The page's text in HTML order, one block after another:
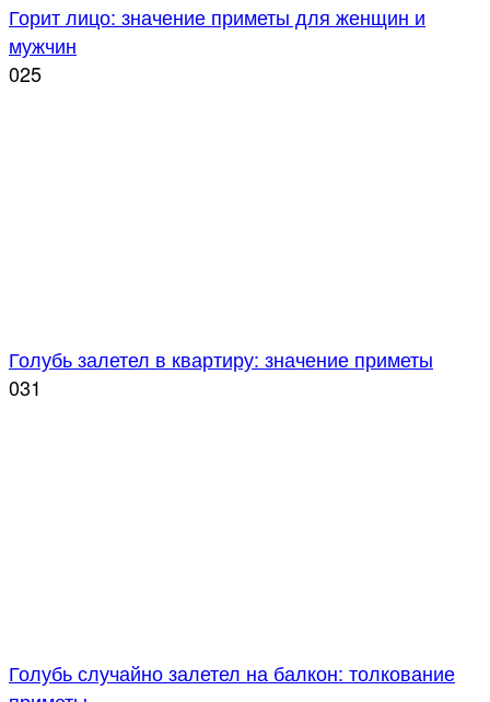
Горит лицо: значение приметы для женщин и
мужчин
025
Голубь залетел в квартиру: значение приметы
031
Голубь случайно залетел на балкон: толкование